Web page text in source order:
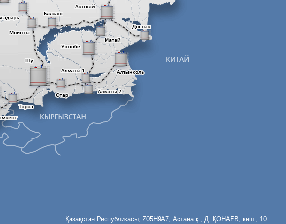
Қазақстан Республикасы, Z05H9A7, Астана қ., Д. ҚОНАЕВ, көш., 10